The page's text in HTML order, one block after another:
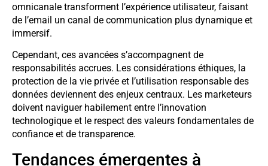
omnicanale transforment l’expérience utilisateur, faisant
de l’email un canal de communication plus dynamique et
immersif.
Cependant, ces avancées s’accompagnent de
responsabilités accrues. Les considérations éthiques, la
protection de la vie privée et l’utilisation responsable des
données deviennent des enjeux centraux. Les marketeurs
doivent naviguer habilement entre l’innovation
technologique et le respect des valeurs fondamentales de
confiance et de transparence.
Tendances émergentes à